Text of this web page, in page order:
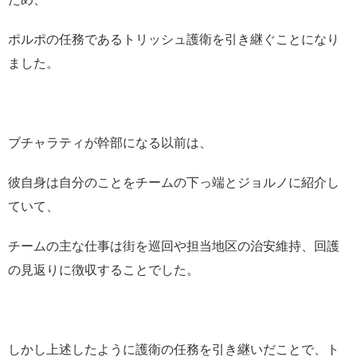
ポルポの任務であるトリッシュ護衛を引き継ぐことになり
ました。
ブチャラティが幹部になる以前は、
彼自身は自分のことをチームの下っ端とジョルノに紹介し
ていて、
チームの主な仕事は街を巡回や担当地区の治安維持、回護
の見返りに徴収することでした。
しかし上述したように護衛の任務を引き継いだことで、ト